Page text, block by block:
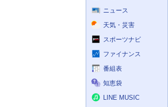
ニュース
天気・災害
スポーツナビ
ファイナンス
番組表
知恵袋
LINE MUSIC